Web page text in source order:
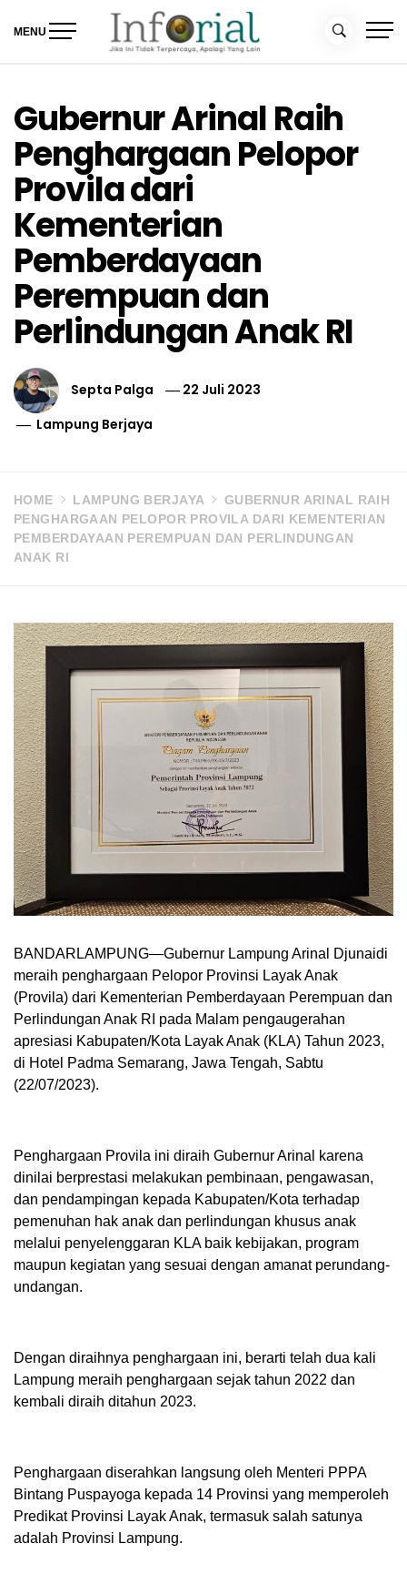
MENU
Gubernur Arinal Raih
Penghargaan Pelopor
Provila dari
Kementerian
Pemberdayaan
Perempuan dan
Perlindungan Anak RI
Septa Palga
22 Juli 2023
Lampung Berjaya
HOME LAMPUNG BERJAYA
GUBERNUR ARINAL RAIH
PENGHARGAAN PELOPOR PROVILA DARI KEMENTERIAN
PEMBERDAYAAN PEREMPUAN DAN PERLINDUNGAN
ANAK RI
BANDARLAMPUNG—Gubernur Lampung Arinal Djunaidi
meraih penghargaan Pelopor Provinsi Layak Anak
(Provila) dari Kementerian Pemberdayaan Perempuan dan
Perlindungan Anak RI pada Malam pengaugerahan
apresiasi Kabupaten/Kota Layak Anak (KLA) Tahun 2023,
di Hotel Padma Semarang, Jawa Tengah, Sabtu
(22/07/2023).
Penghargaan Provila ini diraih Gubernur Arinal karena
dinilai berprestasi melakukan pembinaan, pengawasan,
dan pendampingan kepada Kabupaten/Kota terhadap
pemenuhan hak anak dan perlindungan khusus anak
melalui penyelenggaran KLA baik kebijakan, program
maupun kegiatan yang sesuai dengan amanat perundang-
undangan.
Dengan diraihnya penghargaan ini, berarti telah dua kali
Lampung meraih penghargaan sejak tahun 2022 dan
kembali diraih ditahun 2023.
Penghargaan diserahkan langsung oleh Menteri PPPA
Bintang Puspayoga kepada 14 Provinsi yang memperoleh
Predikat Provinsi Layak Anak, termasuk salah satunya
adalah Provinsi Lampung.